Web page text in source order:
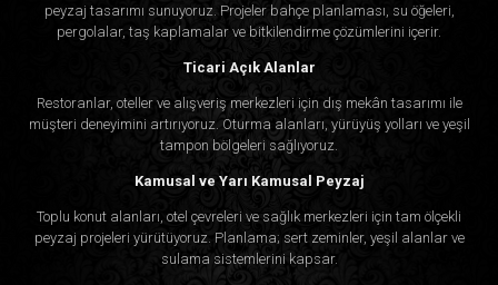
peyzaj tasarımı sunuyoruz. Projeler bahçe planlaması, su öğeleri,
pergolalar, taş kaplamalar ve bitkilendirme çözümlerini içerir.
Ticari Açık Alanlar
Restoranlar, oteller ve alışveriş merkezleri için dış mekân tasarımı ile
müşteri deneyimini artırıyoruz. Oturma alanları, yürüyüş yolları ve yeşil
tampon bölgeleri sağlıyoruz.
Kamusal ve Yarı Kamusal Peyzaj
Toplu konut alanları, otel çevreleri ve sağlık merkezleri için tam ölçekli
peyzaj projeleri yürütüyoruz. Planlama; sert zeminler, yeşil alanlar ve
sulama sistemlerini kapsar.